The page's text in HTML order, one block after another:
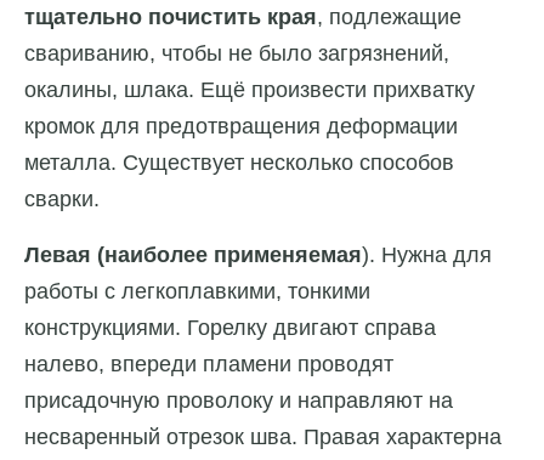
тщательно почистить края, подлежащие
свариванию, чтобы не было загрязнений,
окалины, шлака. Ещё произвести прихватку
кромок для предотвращения деформации
металла. Существует несколько способов
сварки.
Левая (наиболее применяемая). Нужна для
работы с легкоплавкими, тонкими
конструкциями. Горелку двигают справа
налево, впереди пламени проводят
присадочную проволоку и направляют на
несваренный отрезок шва. Правая характерна